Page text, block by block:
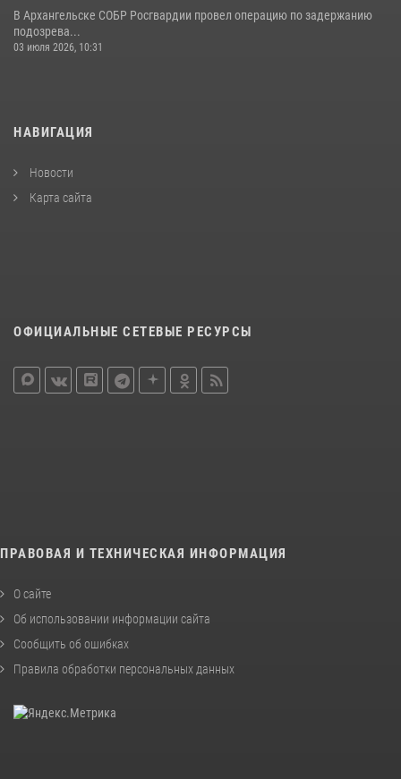
В Архангельске СОБР Росгвардии провел операцию по задержанию
подозрева...
03 июля 2026, 10:31
НАВИГАЦИЯ
Новости
Карта сайта
ОФИЦИАЛЬНЫЕ СЕТЕВЫЕ РЕСУРСЫ
ПРАВОВАЯ И ТЕХНИЧЕСКАЯ ИНФОРМАЦИЯ
О сайте
Об использовании информации сайта
Сообщить об ошибках
Правила обработки персональных данных